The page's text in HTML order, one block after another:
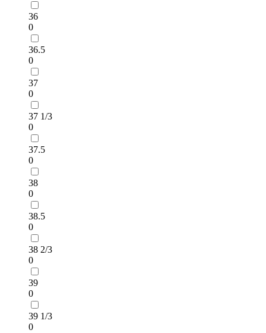
36
0
36.5
0
37
0
37 1/3
0
37.5
0
38
0
38.5
0
38 2/3
0
39
0
39 1/3
0